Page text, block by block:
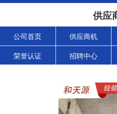
供应
公司首页 供应商机
荣誉认证 招聘中心